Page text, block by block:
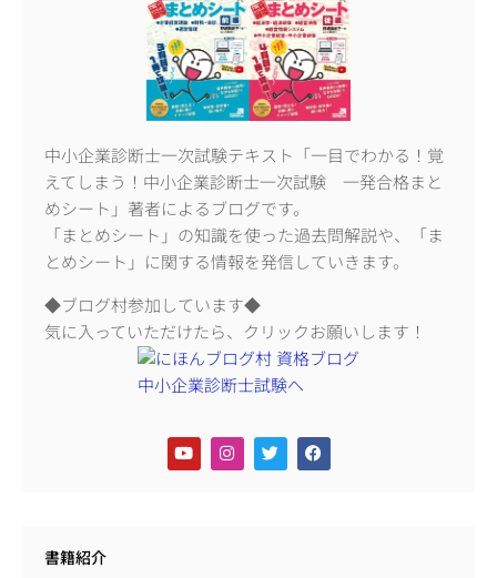
中小企業診断士一次試験テキスト「一目でわかる！覚
えてしまう！中小企業診断士一次試験 一発合格まと
めシート」著者によるブログです。
「まとめシート」の知識を使った過去問解説や、「ま
とめシート」に関する情報を発信していきます。
◆ブログ村参加しています◆
気に入っていただけたら、クリックお願いします！
書籍紹介